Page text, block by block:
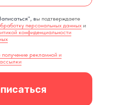
вы подтверждаете
персональных данных и
конфиденциальности
рекламной и